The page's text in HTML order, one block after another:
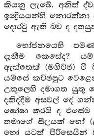
කියනු ලැබේ. අනිත්
ඉන්‍ද්‍රියයන්හි
දොරටු ඇති බව ද
භෝජනයෙහි
දැනීම කෙසේද?
ඇත්තෙක් (මහිච්ඡ) වී
යම්සේ කච්ඡපුට
උකුලෙහි දමාගත යුතු
දකිද්දීම අසවල් දේ
ඝෝෂා කරයි ද එසේම
තමාගේ සීලයක් හෝ
හෝ යටත් පිරිසෙයින්